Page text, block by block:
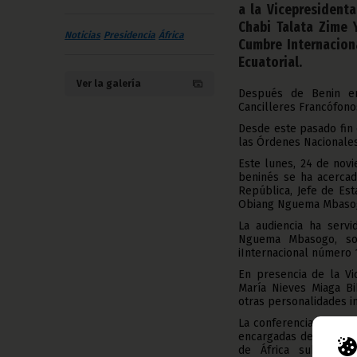
Noticias Presidencia África
Ver la galería
a la
Chabi Talata
Cumbre
Ecuatorial.
Después de Benin
Cancilleres
Desde este pasado
las Órdenes
Este lunes, 24 de
beninés se ha
República, Jefe de
Obiang Nguema
La audiencia ha
Nguema Mbasogo,
iInternacional número
En presencia de la
María Nieves Miaga
otras personalidades
La conferencia
encargadas de las
de África